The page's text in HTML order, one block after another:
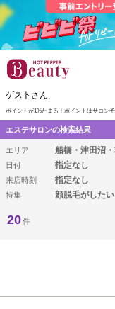
ゲストさん
ポイントが1%たまる！ ポイントはサロン
エステサロンの検索結果
エリア 船橋・津田沼
日付 指定なし
来店時刻 指定なし
特集 顔脱毛がしたい
20件